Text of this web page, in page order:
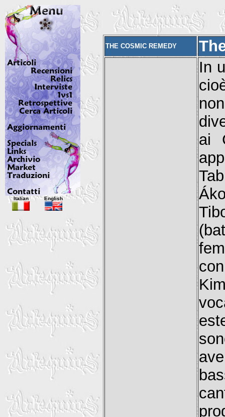
THE COSMIC REMEDY
In
ai
Italian English